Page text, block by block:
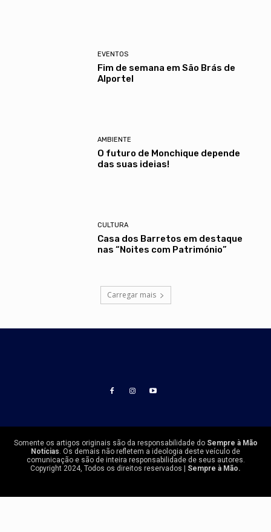
EVENTOS
Fim de semana em São Brás de
Alportel
AMBIENTE
O futuro de Monchique depende
das suas ideias!
CULTURA
Casa dos Barretos em destaque
nas “Noites com Património”
Carregar mais
Somente os artigos originais são da responsabilidade do Sempre à Mão
Notícias. Os demais não refletem a ideologia deste veículo de
comunicação e são de inteira responsabilidade de seus autores.
Copyright 2024, Todos os direitos reservados | Sempre à Mão.